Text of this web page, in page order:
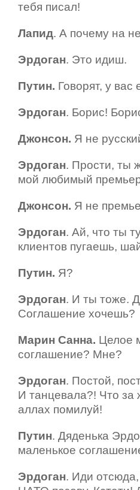
тебя писал!
Лапид. А почему на
Эрдоган. Это идиш.
Путин. Говорят, у вас
Эрдоган. Борис!
Джонсон. Я не
Эрдоган. Прости, ты
мой любимый
Джонсон. Я не
Эрдоган. Ай, что ты
клиентов пугаешь,
Путин. Я?
Эрдоган. И ты тоже.
Соглашение хочешь?
Марин Санна. Целое
соглашение? Мне?
Эрдоган. Постой,
И танцевала?! Что
аллах помилуй!
Путин. Дяденька
маленькое
Эрдоган. Иди отсюда,